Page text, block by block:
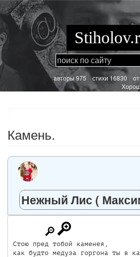
Перейти
к
основному
содержанию
aвторы 975стихи 16830
Камень.
Нежный Лис (
Стою пред тобой каменея,
как будто медуза горгона ты в